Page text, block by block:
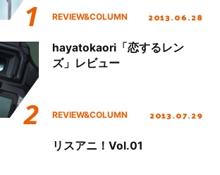
REVIEW&COLUMN 2013.06.28
hayatokaori「恋するレン
ズ」レビュー
REVIEW&COLUMN 2013.07.29
リスアニ！Vol.01